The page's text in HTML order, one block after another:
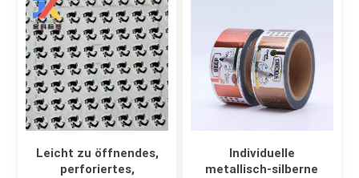
Leicht zu öffnendes,
perforiertes,
Individuelle
metallisch-silberne